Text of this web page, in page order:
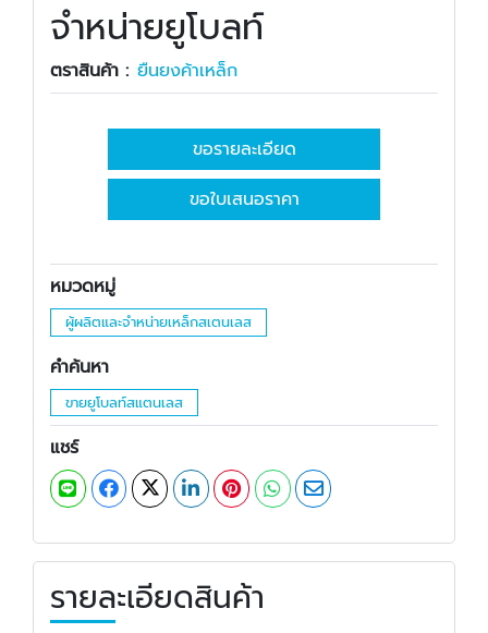
จำหน่ายยูโบลท์
ตราสินค้า : ยืนยงค้าเหล็ก
ขอรายละเอียด
ขอใบเสนอราคา
หมวดหมู่
ผู้ผลิตและจำหน่ายเหล็กสเตนเลส
คำค้นหา
ขายยูโบลท์สแตนเลส
แชร์
รายละเอียดสินค้า